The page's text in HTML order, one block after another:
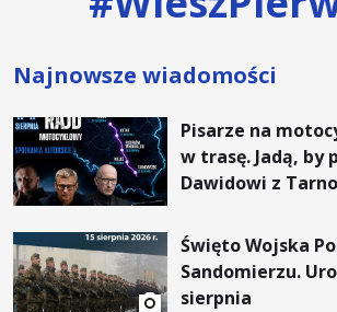
Najnowsze wiadomości
Pisarze na
w trasę. Jadą, by
Dawidowi z
Święto Wojska
Sandomierzu.
sierpnia